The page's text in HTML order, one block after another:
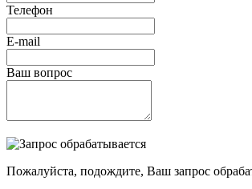
Телефон
E-mail
Ваш вопрос
Пожалуйста, подождите, Ваш запрос